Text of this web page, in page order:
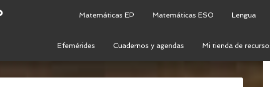
Matemáticas EP Matemáticas ESO Lengua
Efemérides Cuadernos y agendas Mi tienda de
COMPLETO CUADERNO DE REGLAS ORTOGRÁFICAS: TEORÍA Y